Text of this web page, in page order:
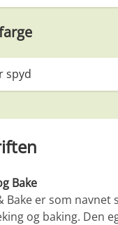
spyd
Bake
Bake er som navnet
og baking. Den